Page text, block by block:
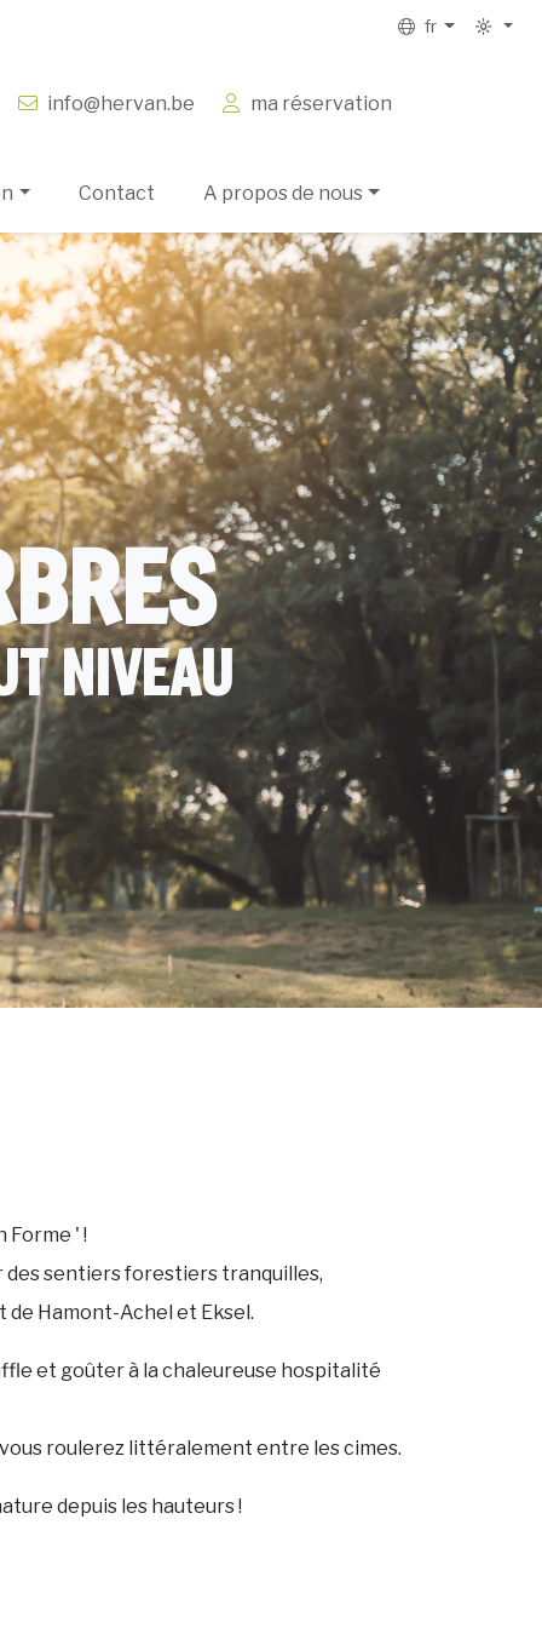
fr
info@hervan.be ma réservation
Contact A propos de nous
NIVEAU
Forme ' !
des sentiers forestiers tranquilles,
Hamont-Achel et Eksel.
et goûter à la chaleureuse hospitalité
roulerez littéralement entre les cimes.
depuis les hauteurs !